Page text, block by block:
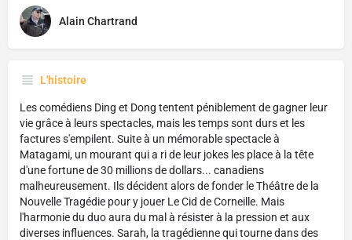
Alain Chartrand
L'histoire
Les comédiens Ding et Dong tentent péniblement de gagner leur
vie grâce à leurs spectacles, mais les temps sont durs et les
factures s'empilent. Suite à un mémorable spectacle à
Matagami, un mourant qui a ri de leur jokes les place à la tête
d'une fortune de 30 millions de dollars... canadiens
malheureusement. Ils décident alors de fonder le Théâtre de la
Nouvelle Tragédie pour y jouer Le Cid de Corneille. Mais
l'harmonie du duo aura du mal à résister à la pression et aux
diverses influences. Sarah, la tragédienne qui tourne dans des